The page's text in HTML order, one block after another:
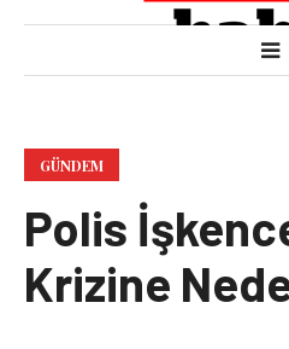
GÜNDEM
Polis
Krizine